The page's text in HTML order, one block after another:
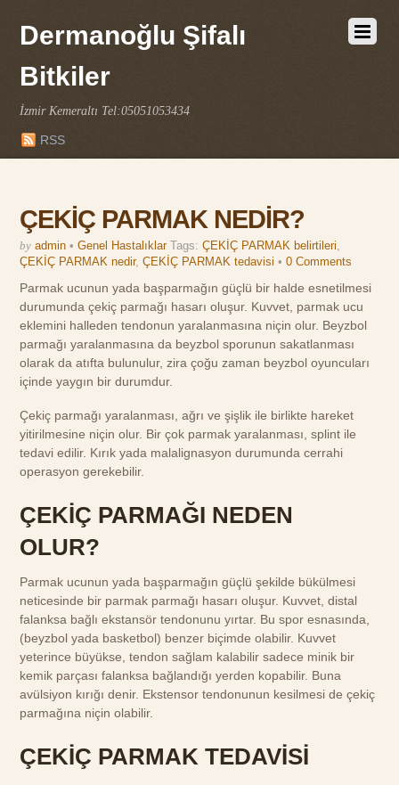
Dermanoğlu Şifalı
Bitkiler
İzmir Kemeraltı Tel:05051053434
RSS
ÇEKİÇ PARMAK NEDİR?
by admin • Genel Hastalıklar Tags:ÇEKİÇ PARMAK belirtileri,
ÇEKİÇ PARMAK nedir,ÇEKİÇ PARMAK tedavisi •0 Comments
Parmak ucunun yada başparmağın güçlü bir halde esnetilmesi
durumunda çekiç parmağı hasarı oluşur. Kuvvet, parmak ucu
eklemini halleden tendonun yaralanmasına niçin olur. Beyzbol
parmağı yaralanmasına da beyzbol sporunun sakatlanması
olarak da atıfta bulunulur, zira çoğu zaman beyzbol oyuncuları
içinde yaygın bir durumdur.
Çekiç parmağı yaralanması, ağrı ve şişlik ile birlikte hareket
yitirilmesine niçin olur. Bir çok parmak yaralanması, splint ile
tedavi edilir. Kırık yada malalignasyon durumunda cerrahi
operasyon gerekebilir.
ÇEKİÇ PARMAĞI NEDEN
OLUR?
Parmak ucunun yada başparmağın güçlü şekilde bükülmesi
neticesinde bir parmak parmağı hasarı oluşur. Kuvvet, distal
falanksa bağlı ekstansör tendonunu yırtar. Bu spor esnasında,
(beyzbol yada basketbol) benzer biçimde olabilir. Kuvvet
yeterince büyükse, tendon sağlam kalabilir sadece minik bir
kemik parçası falanksa bağlandığı yerden kopabilir. Buna
avülsiyon kırığı denir. Ekstensor tendonunun kesilmesi de çekiç
parmağına niçin olabilir.
ÇEKİÇ PARMAK TEDAVİSİ